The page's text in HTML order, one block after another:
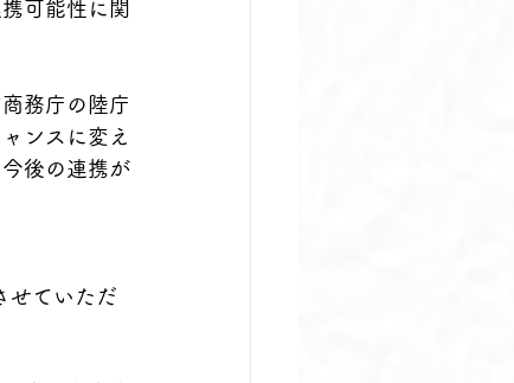
可能性に関
務庁の陸庁
ンスに変え
後の連携が
せていただ